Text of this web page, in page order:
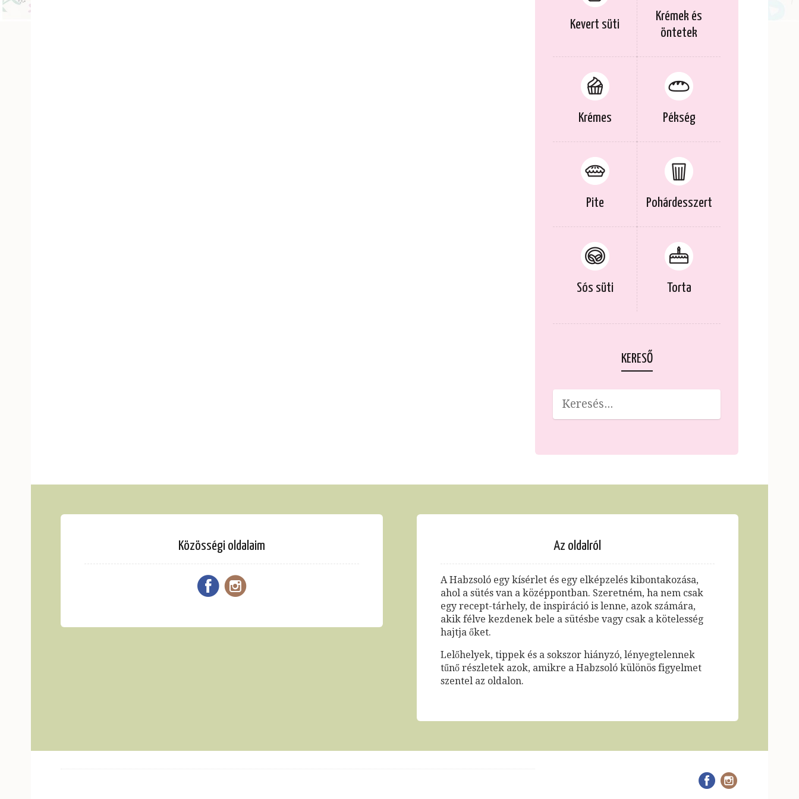
Kevert süti
Krémek és
öntetek
Krémes Pékség
Pite Pohárdesszert
Sós süti Torta
KERESŐ
Közösségi oldalaim Az oldalról
A Habzsoló egy kísérlet és egy elképzelés kibontakozása,
ahol a sütés van a középpontban. Szeretném, ha nem csak
egy recept-tárhely, de inspiráció is lenne, azok számára,
akik félve kezdenek bele a sütésbe vagy csak a kötelesség
hajtja őket.
Lelőhelyek, tippek és a sokszor hiányzó, lényegtelennek
tűnő részletek azok, amikre a Habzsoló különös figyelmet
szentel az oldalon.